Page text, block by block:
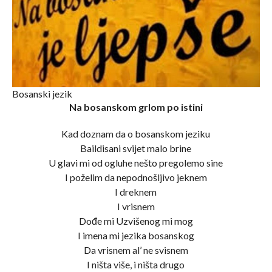
Bosanski jezik
Na bosanskom grlom po istini
Kad doznam da o bosanskom jeziku
Baildisani svijet malo brine
U glavi mi od ogluhe nešto pregolemo sine
I poželim da nepodnošljivo jeknem
I dreknem
I vrisnem
Dođe mi Uzvišenog mi mog
I imena mi jezika bosanskog
Da vrisnem al’ ne svisnem
I ništa više, i ništa drugo